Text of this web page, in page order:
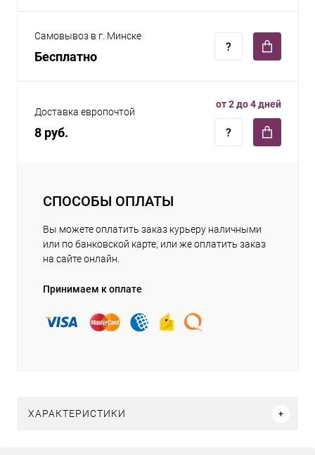
Самовывоз в г. Минске
Бесплатно
Доставка европочтой
8 руб.
от 2 до 4 дней
СПОСОБЫ ОПЛАТЫ
Вы можете оплатить заказ курьеру наличными
или по банковской карте, или же оплатить заказ
на сайте онлайн.
Принимаем к оплате
ХАРАКТЕРИСТИКИ